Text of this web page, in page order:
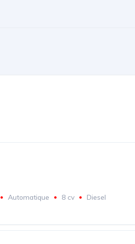
Automatique 8 cv Diesel